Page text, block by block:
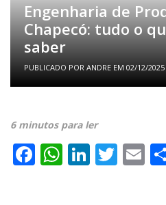
Engenharia de
Chapecó: tudo o
saber
PUBLICADO POR ANDRE EM 02/12/2025
6 minutos para ler
Facebook